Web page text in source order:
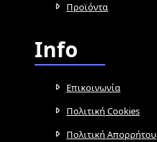
Προϊόντα
Info
Επικοινωνία
Πολιτική Cookies
Πολιτική Απορρήτου